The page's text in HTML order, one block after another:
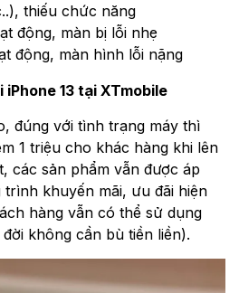
thiếu chức năng
động, màn bị lỗi nhẹ
động, màn hình lỗi nặng
13 tại XTmobile
đúng với tình trạng máy thì
1 triệu cho khác hàng khi lên
các sản phẩm vẫn được áp
khuyến mãi, ưu đãi hiện
hàng vẫn có thể sử dụng
không cần bù tiền liền).